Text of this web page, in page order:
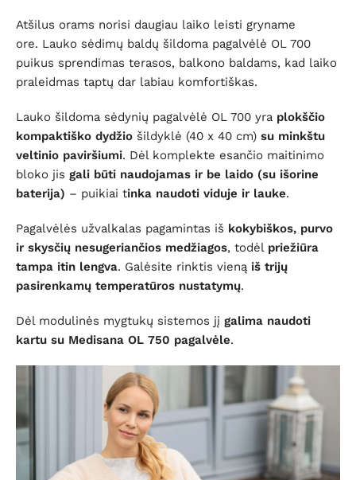
Atšilus orams norisi daugiau laiko leisti gryname
ore. Lauko sėdimų baldų šildoma pagalvėlė OL 700
puikus sprendimas terasos, balkono baldams, kad laiko
praleidmas taptų dar labiau komfortiškas.
Lauko šildoma sėdynių pagalvėlė OL 700 yra plokščio
kompaktiško dydžio šildyklė (40 x 40 cm) su minkštu
veltinio paviršiumi. Dėl komplekte esančio maitinimo
bloko jis gali būti naudojamas ir be laido (su išorine
baterija) – puikiai tinka naudoti viduje ir lauke.
Pagalvėlės užvalkalas pagamintas iš kokybiškos, purvo
ir skysčių nesugeriančios medžiagos, todėl priežiūra
tampa itin lengva. Galėsite rinktis vieną iš trijų
pasirenkamų temperatūros nustatymų.
Dėl modulinės mygtukų sistemos jį galima naudoti
kartu su Medisana OL 750 pagalvėle.